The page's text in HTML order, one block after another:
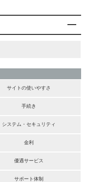
サイトの使いやすさ
手続き
システム・セキュリティ
金利
優遇サービス
サポート体制